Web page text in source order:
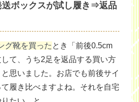
送ボックスが試し履き⇒返品
グ靴を買った とき「前後0.5cm
て、うち2足を返品する買い方
思いました。お店でも前後サイ
履き比べますよね。それを自宅